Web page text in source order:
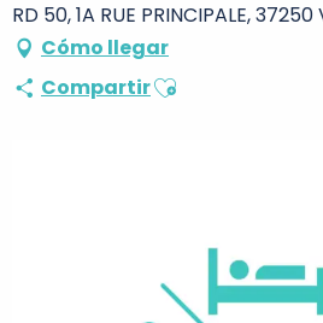
RD 50, 1A RUE PRINCIPALE,
Cómo llegar
CompartirAjouter aux favoris